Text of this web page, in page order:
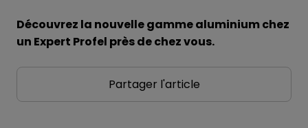
Découvrez la nouvelle gamme aluminium chez
un Expert Profel près de chez vous.
Partager l'article